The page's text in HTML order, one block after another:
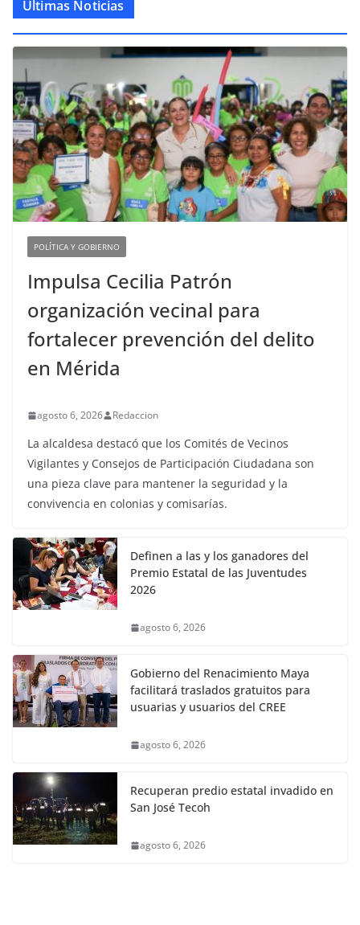
Últimas Noticias
POLÍTICA Y GOBIERNO
Impulsa Cecilia Patrón
organización vecinal para
fortalecer prevención del delito
en Mérida
agosto 6, 2026 Redaccion
La alcaldesa destacó que los Comités de Vecinos
Vigilantes y Consejos de Participación Ciudadana son
una pieza clave para mantener la seguridad y la
convivencia en colonias y comisarías.
Definen a las y los ganadores del
Premio Estatal de las Juventudes
2026
agosto 6, 2026
Gobierno del Renacimiento Maya
facilitará traslados gratuitos para
usuarias y usuarios del CREE
agosto 6, 2026
Recuperan predio estatal invadido en
San José Tecoh
agosto 6, 2026